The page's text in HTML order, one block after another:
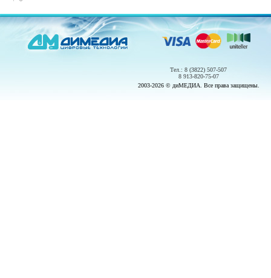
Тел.: 8 (3822) 507-507
8 913-820-75-07
2003-2026 © диМЕДИА. Все права защищены.